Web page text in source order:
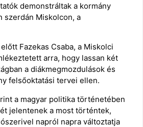
demonstráltak a kormány
szerdán Miskolcon, a
Fazekas Csaba, a Miskolci
arra, hogy lassan két
a diákmegmozdulások és
felsőoktatási tervei ellen.
a magyar politika történetében
jelentenek a most történtek,
napról napra változtatja